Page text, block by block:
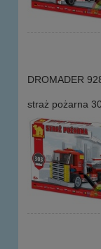
DROMADER
straż pożarna